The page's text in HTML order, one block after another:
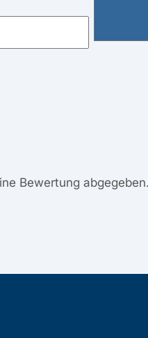
Bewertung abgegeben.